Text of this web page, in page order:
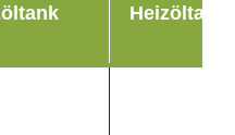
Heizöltank